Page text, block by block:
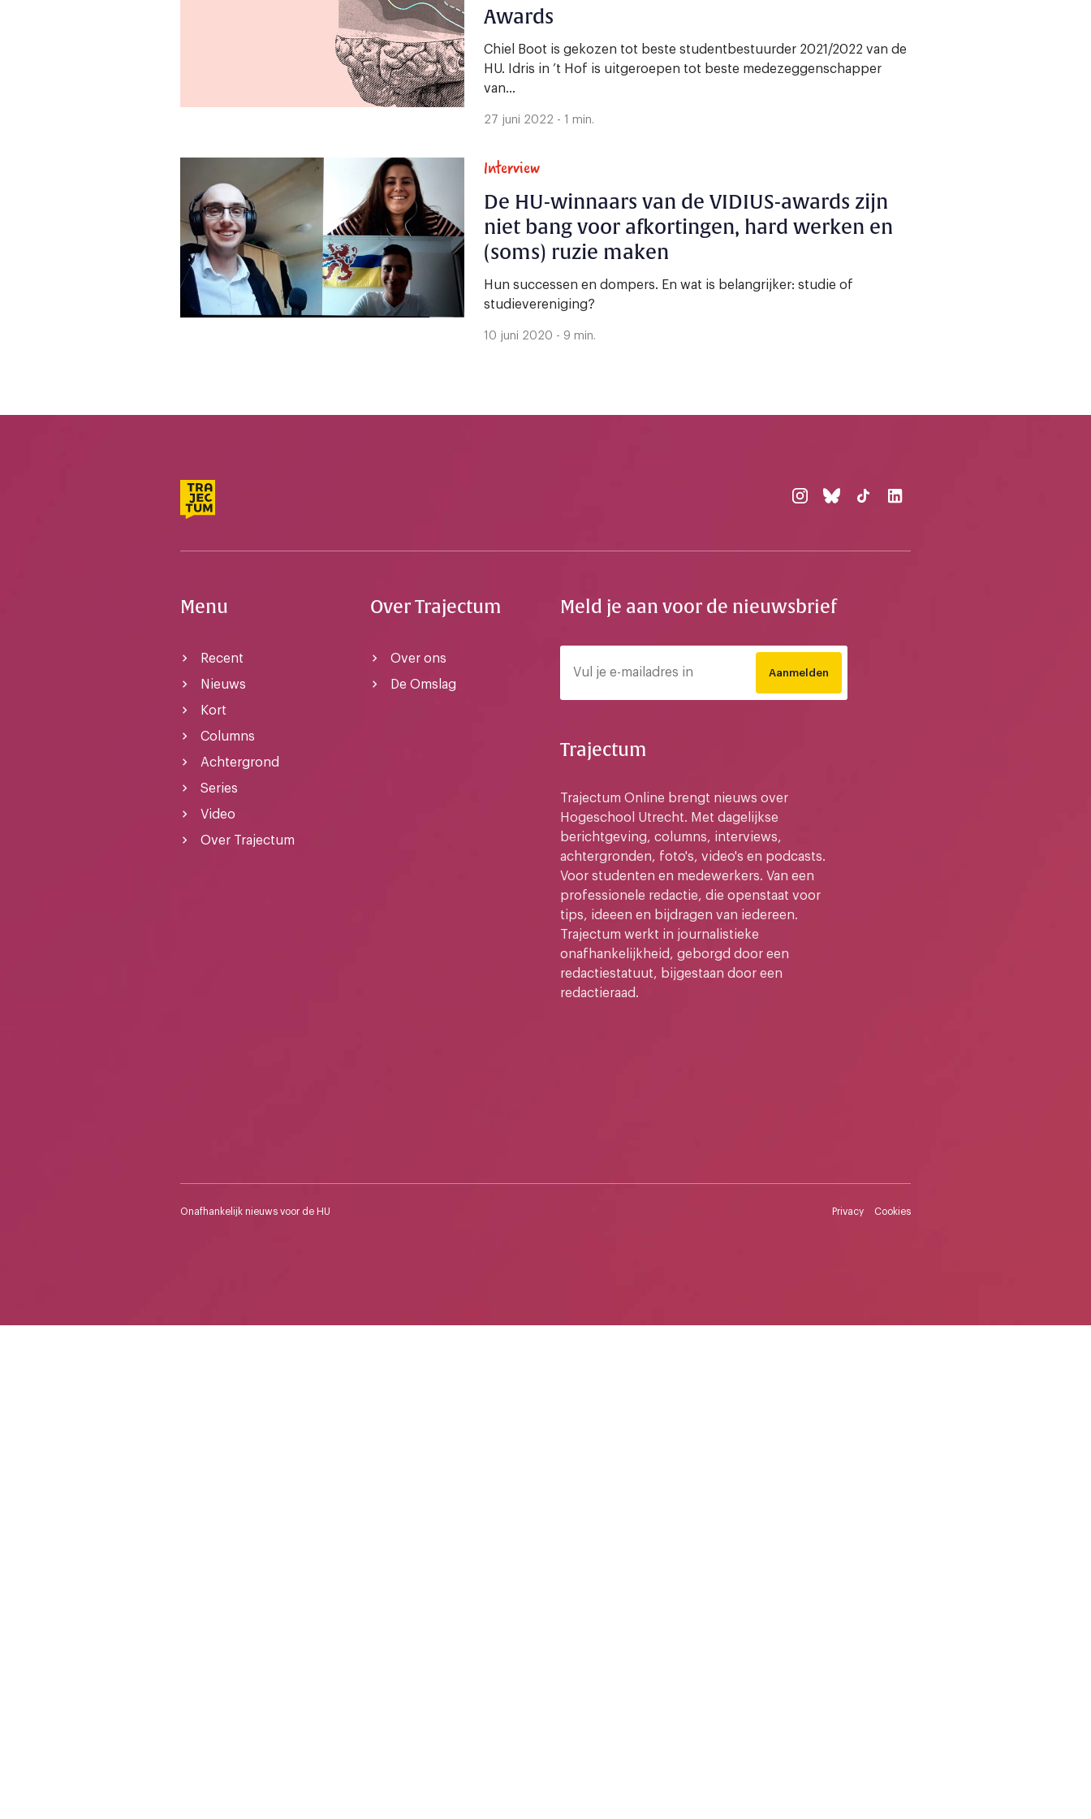
Awards
Chiel Boot is gekozen tot beste studentbestuurder 2021/2022 van de
HU. Idris in ’t Hof is uitgeroepen tot beste medezeggenschapper
van...
27 juni 2022 - 1 min.
Interview
De HU-winnaars van de VIDIUS-awards zijn
niet bang voor afkortingen, hard werken en
(soms) ruzie maken
Hun successen en dompers. En wat is belangrijker: studie of
studievereniging?
10 juni 2020 - 9 min.
Menu
Recent
Nieuws
Kort
Columns
Achtergrond
Series
Video
Over Trajectum
Over Trajectum
Over ons
De Omslag
Meld je aan voor de nieuwsbrief
Aanmelden
Trajectum
Trajectum Online brengt nieuws over
Hogeschool Utrecht. Met dagelijkse
berichtgeving, columns, interviews,
achtergronden, foto's, video's en podcasts.
Voor studenten en medewerkers. Van een
professionele redactie, die openstaat voor
tips, ideeen en bijdragen van iedereen.
Trajectum werkt in journalistieke
onafhankelijkheid, geborgd door een
redactiestatuut, bijgestaan door een
redactieraad.
Onafhankelijk nieuws voor de HU Privacy Cookies